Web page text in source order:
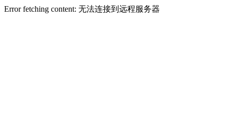
Error fetching content: 无法连接到远程服务器